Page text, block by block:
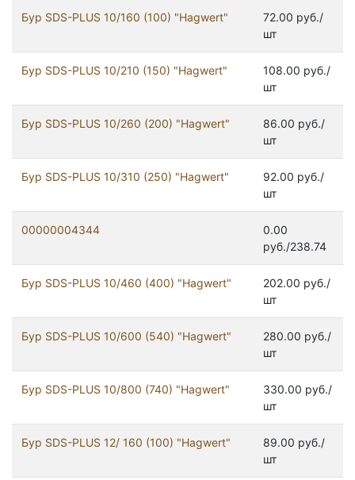
Бур SDS-PLUS 10/160 (100) "Hagwert"
72.00 руб./
шт
Бур SDS-PLUS 10/210 (150) "Hagwert"
108.00 руб./
шт
Бур SDS-PLUS 10/260 (200) "Hagwert"
86.00 руб./
шт
Бур SDS-PLUS 10/310 (250) "Hagwert"
92.00 руб./
шт
00000004344
0.00
руб./238.74
Бур SDS-PLUS 10/460 (400) "Hagwert"
202.00 руб./
шт
Бур SDS-PLUS 10/600 (540) "Hagwert"
280.00 руб./
шт
Бур SDS-PLUS 10/800 (740) "Hagwert"
330.00 руб./
шт
Бур SDS-PLUS 12/ 160 (100) "Hagwert"
89.00 руб./
шт